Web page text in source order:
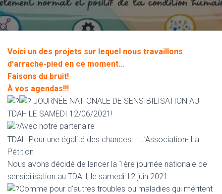
E
Voici un des projets sur lequel nous travaillons
d’arrache-pied en ce moment…
Faisons du bruit!
À vos agendas!!!
JOURNÉE NATIONALE DE SENSIBILISATION AU
TDAH LE SAMEDI 12/06/2021!
Avec notre partenaire
TDAH Pour une égalité des chances – L’Association- La
Pétition
Nous avons décidé de lancer la 1ère journée nationale de
sensibilisation au TDAH, le samedi 12 juin 2021.
Comme pour d’autres troubles ou maladies qui méritent